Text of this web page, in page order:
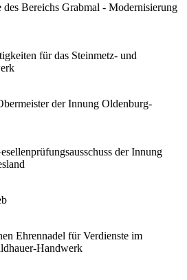
des Bereichs Grabmal - Modernisierung
für das Steinmetz- und
der Innung Oldenburg-
der Innung
Ehrennadel für Verdienste im
Handwerk